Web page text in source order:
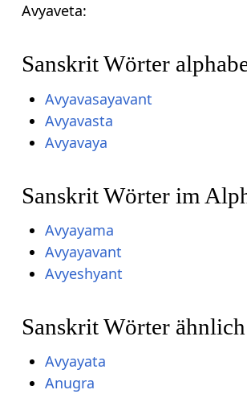
Avyaveta:
Sanskrit Wörter
Avyavasayavant
Avyavasta
Avyavaya
Sanskrit Wörter im
Avyayama
Avyayavant
Avyeshyant
Sanskrit Wörter
Avyayata
Anugra